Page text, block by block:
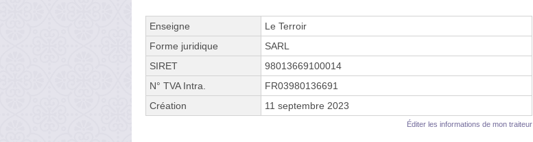
Enseigne
Le Terroir
Forme juridique
SARL
SIRET
98013669100014
N° TVA Intra.
FR03980136691
Création
11 septembre 2023
Éditer les informations de mon traiteur